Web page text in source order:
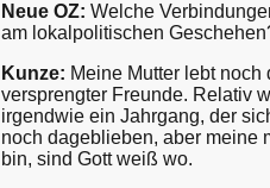
Neue OZ: Welche
am lokalpolitischen
Kunze: Meine Mutter lebt
versprengter Freunde. Relativ
irgendwie ein Jahrgang, der
noch dageblieben, aber meine
bin, sind Gott weiß wo.